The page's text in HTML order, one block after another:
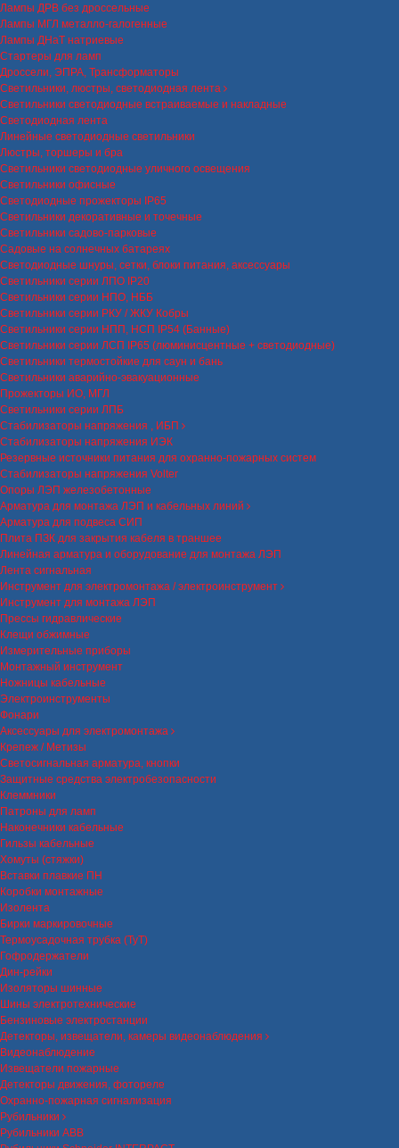
Лампы ДРВ без дроссельные
Лампы МГЛ металло-галогенные
Лампы ДНаТ натриевые
Стартеры для ламп
Дроссели, ЭПРА, Трансформаторы
Светильники, люстры, светодиодная лента
Светильники светодиодные встраиваемые и накладные
Светодиодная лента
Линейные светодиодные светильники
Люстры, торшеры и бра
Светильники светодиодные уличного освещения
Светильники офисные
Светодиодные прожекторы IP65
Светильники декоративные и точечные
Светильники садово-парковые
Садовые на солнечных батареях
Светодиодные шнуры, сетки, блоки питания, аксессуары
Светильники серии ЛПО IP20
Светильники серии НПО, НББ
Светильники серии РКУ / ЖКУ Кобры
Светильники серии НПП, НСП IP54 (Банные)
Светильники серии ЛСП IP65 (люминисцентные + светодиодные)
Светильники термостойкие для саун и бань
Светильники аварийно-эвакуационные
Прожекторы ИО, МГЛ
Светильники серии ЛПБ
Стабилизаторы напряжения , ИБП
Стабилизаторы напряжения ИЭК
Резервные источники питания для охранно-пожарных систем
Стабилизаторы напряжения Volter
Опоры ЛЭП железобетонные
Арматура для монтажа ЛЭП и кабельных линий
Арматура для подвеса СИП
Плита ПЗК для закрытия кабеля в траншее
Линейная арматура и оборудование для монтажа ЛЭП
Лента сигнальная
Инструмент для электромонтажа / электроинструмент
Инструмент для монтажа ЛЭП
Прессы гидравлические
Клещи обжимные
Измерительные приборы
Монтажный инструмент
Ножницы кабельные
Электроинструменты
Фонари
Аксессуары для электромонтажа
Крепеж / Метизы
Светосигнальная арматура, кнопки
Защитные средства электробезопасности
Клеммники
Патроны для ламп
Наконечники кабельные
Гильзы кабельные
Хомуты (стяжки)
Вставки плавкие ПН
Коробки монтажные
Изолента
Бирки маркировочные
Термоусадочная трубка (ТуТ)
Гофродержатели
Дин-рейки
Изоляторы шинные
Шины электротехнические
Бензиновые электростанции
Детекторы, извещатели, камеры видеонаблюдения
Видеонаблюдение
Извещатели пожарные
Детекторы движения, фотореле
Охранно-пожарная сигнализация
Рубильники
Рубильники ABB